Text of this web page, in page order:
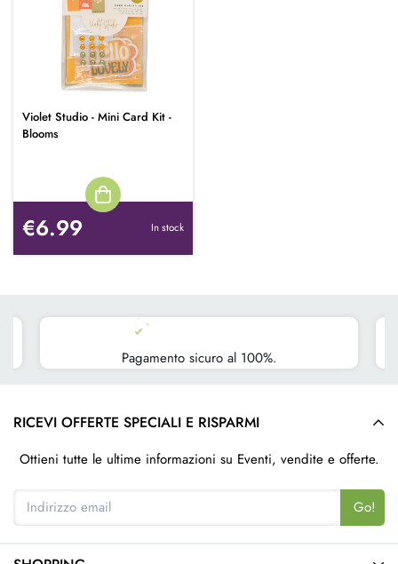
Violet Studio - Mini Card Kit -
Blooms
€6.99 In stock
Pagamento sicuro al 100%.
RICEVI OFFERTE SPECIALI E RISPARMI
Ottieni tutte le ultime informazioni su Eventi, vendite e offerte.
Go!